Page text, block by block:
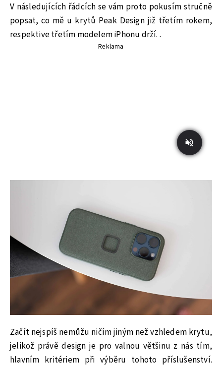
V následujících řádcích se vám proto pokusím stručně
popsat, co mě u krytů Peak Design již třetím rokem,
respektive třetím modelem iPhonu drží. .
Reklama
Začít nejspíš nemůžu ničím jiným než vzhledem krytu,
jelikož právě design je pro valnou většinu z nás tím,
hlavním kritériem při výběru tohoto příslušenství.